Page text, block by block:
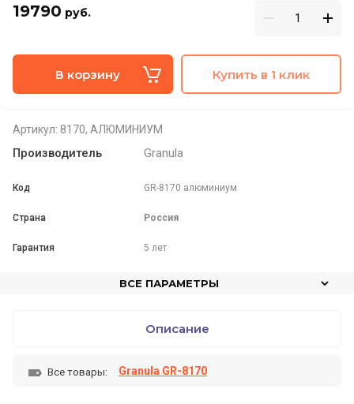
19790 руб.
В корзину Купить в 1 клик
Артикул: 8170, АЛЮМИНИУМ
Производитель Granula
Код GR-8170 алюминиум
Страна Россия
Гарантия 5 лет
ВСЕ ПАРАМЕТРЫ
Описание
Все товары: Granula GR-8170